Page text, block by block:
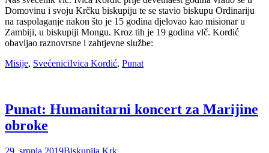
Domovinu i svoju Krčku biskupiju te se stavio biskupu Ordinariju
na raspolaganje nakon što je 15 godina djelovao kao misionar u
Zambiji, u biskupiji Mongu. Kroz tih je 19 godina vlč. Kordić
obavljao raznovrsne i zahtjevne službe:
Categories
Misije, SvećeniciTags
Ivica Kordić, Punat
Punat: Humanitarni koncert za Marijine
obroke
Posted
29. srpnja 2019Author
Biskupija Krk